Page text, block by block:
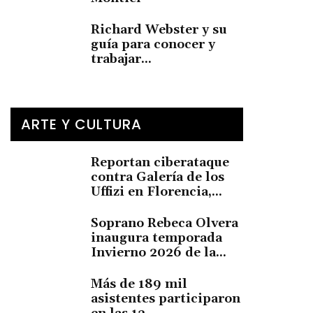
Richard Webster y su
guía para conocer y
trabajar...
ARTE Y CULTURA
Reportan ciberataque
contra Galería de los
Uffizi en Florencia,...
Soprano Rebeca Olvera
inaugura temporada
Invierno 2026 de la...
Más de 189 mil
asistentes participaron